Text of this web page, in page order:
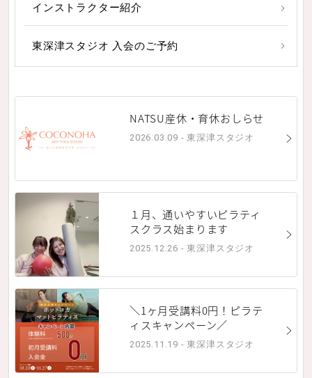
インストラクター紹介
東深津スタジオ 入会のご予約
NATSU産休・育休おしらせ
2026.03.09 - 東深津スタジオ
１月、通いやすいピラティ
スクラス始まります
2025.12.26 - 東深津スタジオ
＼1ヶ月受講料0円！ピラテ
ィスキャンペーン／
2025.11.19 - 東深津スタジオ